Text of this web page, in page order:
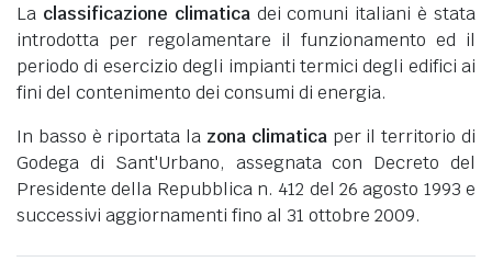
La classificazione climaticadei comuni italiani è stata
introdotta per regolamentare il funzionamento ed il
periodo di esercizio degli impianti termici degli edifici ai
fini del contenimento dei consumi di energia.
In basso è riportata la zona climaticaper il territorio di
Godega di Sant'Urbano, assegnata con Decreto del
Presidente della Repubblica n. 412 del 26 agosto 1993 e
successivi aggiornamenti fino al 31 ottobre 2009.